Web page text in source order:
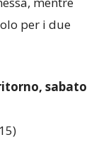
per i due
sabato